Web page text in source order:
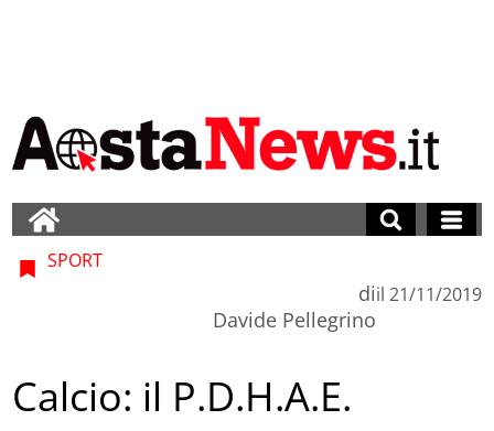
SPORT
di
Davide Pellegrino
il 21/11/2019
Calcio: il P.D.H.A.E.